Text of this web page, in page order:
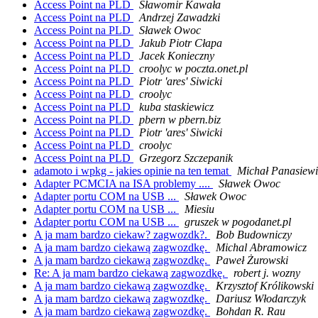
Access Point na PLD
Sławomir Kawała
Access Point na PLD
Andrzej Zawadzki
Access Point na PLD
Sławek Owoc
Access Point na PLD
Jakub Piotr Cłapa
Access Point na PLD
Jacek Konieczny
Access Point na PLD
croolyc w poczta.onet.pl
Access Point na PLD
Piotr 'ares' Siwicki
Access Point na PLD
croolyc
Access Point na PLD
kuba staskiewicz
Access Point na PLD
pbern w pbern.biz
Access Point na PLD
Piotr 'ares' Siwicki
Access Point na PLD
croolyc
Access Point na PLD
Grzegorz Szczepanik
adamoto i wpkg - jakies opinie na ten temat
Michał
Adapter PCMCIA na ISA problemy ....
Sławek Owoc
Adapter portu COM na USB ...
Sławek Owoc
Adapter portu COM na USB ...
Miesiu
Adapter portu COM na USB ...
gruszek w pogodanet.pl
A ja mam bardzo ciekaw? zagwozdk?.
Bob Budowniczy
A ja mam bardzo ciekawą zagwozdkę.
Michal Abramowicz
A ja mam bardzo ciekawą zagwozdkę.
Paweł Żurowski
Re: A ja mam bardzo ciekawą zagwozdkę.
robert j. wozny
A ja mam bardzo ciekawą zagwozdkę.
Krzysztof Królikowski
A ja mam bardzo ciekawą zagwozdkę.
Dariusz Włodarczyk
A ja mam bardzo ciekawą zagwozdkę.
Bohdan R. Rau